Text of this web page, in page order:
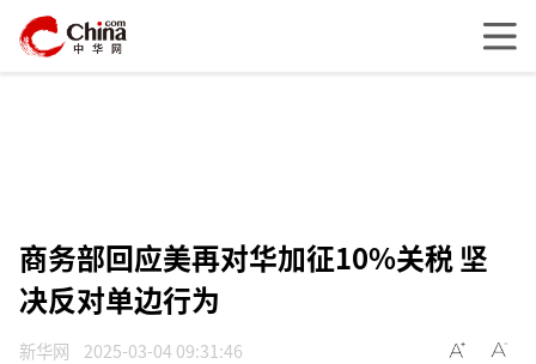
商务部回应美再对华加征10%关税 坚
决反对单边行为
新华网 2025-03-04 09:31:46